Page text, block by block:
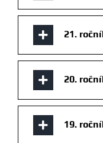
21.
20.
19.